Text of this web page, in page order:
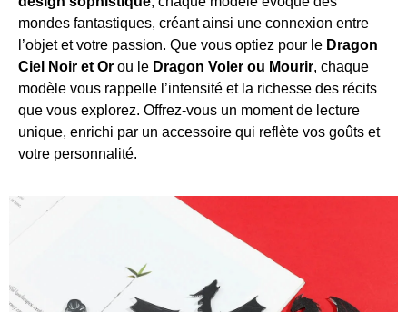
mondes fantastiques, créant ainsi une connexion entre
l’objet et votre passion. Que vous optiez pour le Dragon
Ciel Noir et Or ou le Dragon Voler ou Mourir, chaque
modèle vous rappelle l’intensité et la richesse des récits
que vous explorez. Offrez-vous un moment de lecture
unique, enrichi par un accessoire qui reflète vos goûts et
votre personnalité.